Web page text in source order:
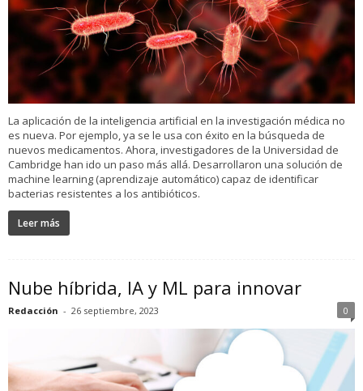
La aplicación de la inteligencia artificial en la investigación médica no
es nueva. Por ejemplo, ya se le usa con éxito en la búsqueda de
nuevos medicamentos. Ahora, investigadores de la Universidad de
Cambridge han ido un paso más allá. Desarrollaron una solución de
machine learning (aprendizaje automático) capaz de identificar
bacterias resistentes a los antibióticos.
Leer más
Nube híbrida, IA y ML para innovar
Redacción - 26 septiembre, 2023 0